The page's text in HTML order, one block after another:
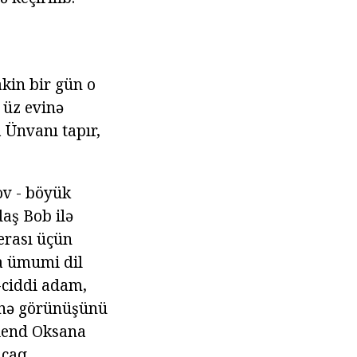
bir gün o
evinə
tapır,
- böyük
Bob ilə
üçün
ümumi dil
adam,
görünüşünü
Oksana